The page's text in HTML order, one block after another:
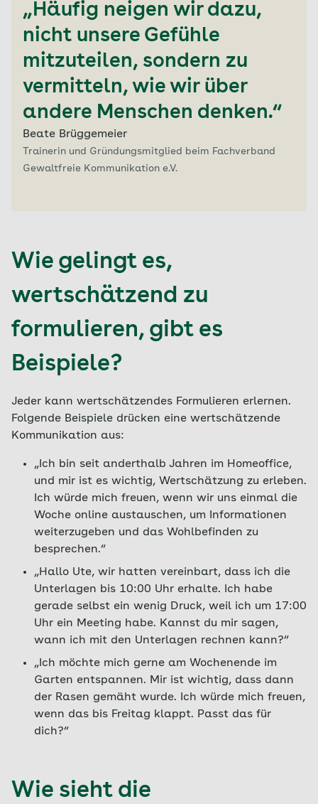
„Häufig neigen wir dazu,
nicht unsere Gefühle
mitzuteilen, sondern zu
vermitteln, wie wir über
andere Menschen denken.“
Beate Brüggemeier
Trainerin und Gründungsmitglied beim Fachverband
Gewaltfreie Kommunikation e.V.
Wie gelingt es,
wertschätzend zu
formulieren, gibt es
Beispiele?
Jeder kann wertschätzendes Formulieren erlernen.
Folgende Beispiele drücken eine wertschätzende
Kommunikation aus:
„Ich bin seit anderthalb Jahren im Homeoffice,
und mir ist es wichtig, Wertschätzung zu erleben.
Ich würde mich freuen, wenn wir uns einmal die
Woche online austauschen, um Informationen
weiterzugeben und das Wohlbefinden zu
besprechen.“
„Hallo Ute, wir hatten vereinbart, dass ich die
Unterlagen bis 10:00 Uhr erhalte. Ich habe
gerade selbst ein wenig Druck, weil ich um 17:00
Uhr ein Meeting habe. Kannst du mir sagen,
wann ich mit den Unterlagen rechnen kann?“
„Ich möchte mich gerne am Wochenende im
Garten entspannen. Mir ist wichtig, dass dann
der Rasen gemäht wurde. Ich würde mich freuen,
wenn das bis Freitag klappt. Passt das für
dich?“
Wie sieht die